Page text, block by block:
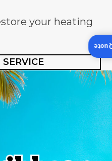
your heating
SERVICE